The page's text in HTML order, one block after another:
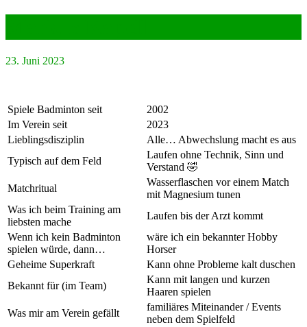
23. Juni 2023
Spiele Badminton seit
2002
Im Verein seit
2023
Lieblingsdisziplin
Alle… Abwechslung macht es aus
Typisch auf dem Feld
Laufen ohne Technik, Sinn und
Verstand 🤣
Matchritual
Wasserflaschen vor einem Match
mit Magnesium tunen
Was ich beim Training am
liebsten mache
Laufen bis der Arzt kommt
Wenn ich kein Badminton
spielen würde, dann…
wäre ich ein bekannter Hobby
Horser
Geheime Superkraft
Kann ohne Probleme kalt duschen
Bekannt für (im Team)
Kann mit langen und kurzen
Haaren spielen
Was mir am Verein gefällt
familiäres Miteinander / Events
neben dem Spielfeld